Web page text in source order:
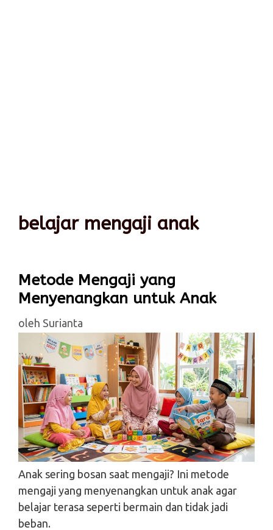
belajar mengaji anak
Metode Mengaji yang
Menyenangkan untuk Anak
oleh Surianta
Anak sering bosan saat mengaji? Ini metode
mengaji yang menyenangkan untuk anak agar
belajar terasa seperti bermain dan tidak jadi
beban.